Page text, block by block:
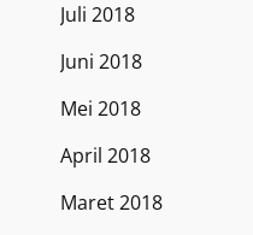
Juli 2018
Juni 2018
Mei 2018
April 2018
Maret 2018